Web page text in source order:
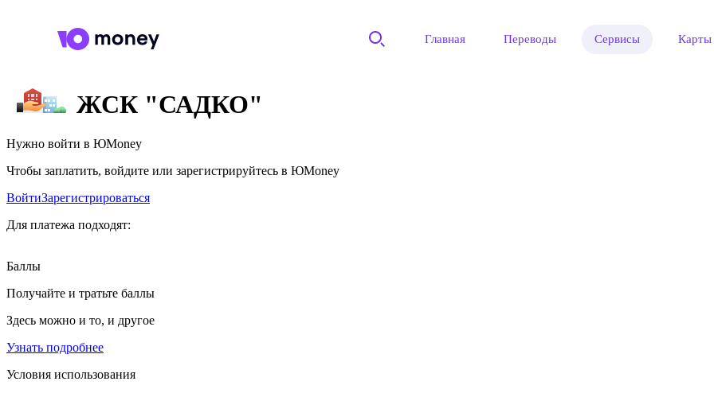
Главная Переводы Сервисы Карты
ЖСК "САДКО"
Нужно войти в ЮMoney
Чтобы заплатить, войдите или зарегистрируйтесь в ЮMoney
ВойтиЗарегистрироваться
Для платежа подходят:
Баллы
Получайте и тратьте баллы
Здесь можно и то, и другое
Узнать подробнее
Условия использования